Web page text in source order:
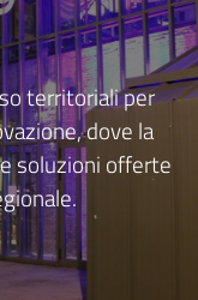
territoriali per
dove la
soluzioni offerte